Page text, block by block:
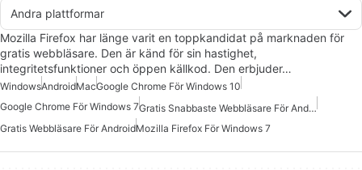
Andra plattformar
Mozilla Firefox har länge varit en toppkandidat på marknaden för
gratis webbläsare. Den är känd för sin hastighet,
integritetsfunktioner och öppen källkod. Den erbjuder…
WindowsAndroidMacGoogle Chrome För Windows 10
Google Chrome För Windows 7
Gratis Snabbaste Webbläsare För Android
Gratis Webbläsare För AndroidMozilla Firefox För Windows 7